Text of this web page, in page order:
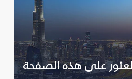
العثور على هذه الصفحة